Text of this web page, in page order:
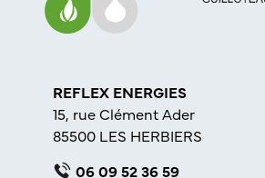
REFLEX ENERGIES
15, rue Clément Ader
85500 LES HERBIERS
06 09 52 36 59